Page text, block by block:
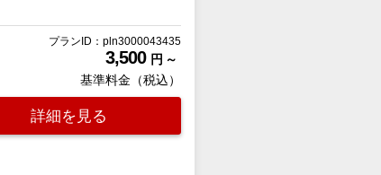
プランID：pln3000043435
3,500 円 ～
基準料金（税込）
詳細を見る